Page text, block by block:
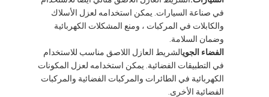
شريط من القماش الزجاجي المصنوع من رقائق الألومنيوم
ورق الكرافت ذو الوجه احباط
قماش الألياف الزجاجية رقائق الألومنيوم
شريط احباط سكريم
في صناعة السيارات. يمكن استخدامه لعزل الأسلاك
والكابلات في المركبات ، ومنع المشكلات الكهربائية
وضمان السلامة.
الفضاء الجويالشريط العازل اللاصق مناسب للاستخدام
في التطبيقات الفضائية. يمكن استخدامه لعزل المكونات
الكهربائية في الطائرات والمركبات الفضائية والمركبات
الفضائية الأخرى.